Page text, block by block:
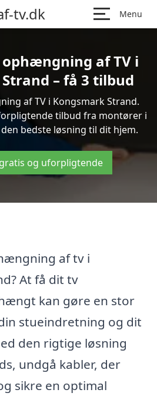
tv.dk Menu
af TV i
– få 3 tilbud
af TV i Kongsmark Strand.
tilbud fra montører i
bedste løsning til dit hjem.
og uforpligtende
af tv i
At få dit tv
kan gøre en stor
stueindretning og dit
den rigtige løsning
undgå kabler, der
sikre en optimal